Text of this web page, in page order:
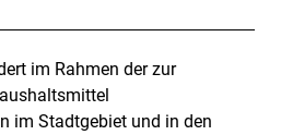
im Rahmen der zur
im Stadtgebiet und in den